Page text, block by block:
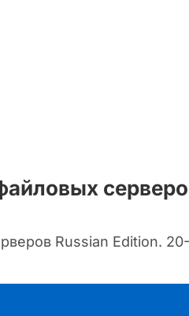
Russian Edition.